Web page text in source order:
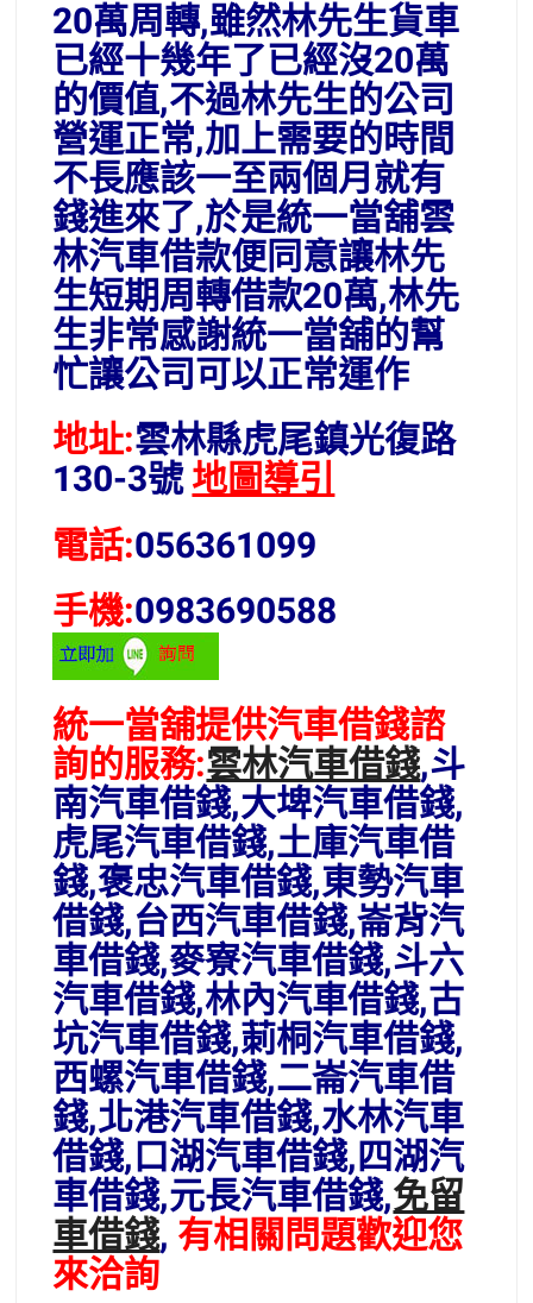
20萬周轉,雖然林先生貨車
已經十幾年了已經沒20萬
的價值,不過林先生的公司
營運正常,加上需要的時間
不長應該一至兩個月就有
錢進來了,於是統一當舖雲
林汽車借款便同意讓林先
生短期周轉借款20萬,林先
生非常感謝統一當舖的幫
忙讓公司可以正常運作
地址:雲林縣虎尾鎮光復路
130-3號地圖導引
電話:056361099
手機:0983690588
統一當舖提供汽車借錢諮
詢的服務:雲林汽車借錢,斗
南汽車借錢,大埤汽車借錢,
虎尾汽車借錢,土庫汽車借
錢,褒忠汽車借錢,東勢汽車
借錢,台西汽車借錢,崙背汽
車借錢,麥寮汽車借錢,斗六
汽車借錢,林內汽車借錢,古
坑汽車借錢,莿桐汽車借錢,
西螺汽車借錢,二崙汽車借
錢,北港汽車借錢,水林汽車
借錢,口湖汽車借錢,四湖汽
車借錢,元長汽車借錢,免留
車借錢, 有相關問題歡迎您
來洽詢